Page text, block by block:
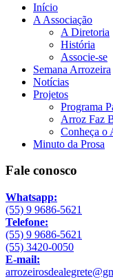
Início
A Associação
A Diretoria
História
Associe-se
Semana Arrozeira
Notícias
Projetos
Programa
Arroz Faz
Conheça o
Minuto da Prosa
Fale conosco
Whatsapp:
(55) 9 9686-5621
Telefone:
(55) 9 9686-5621
(55) 3420-0050
E-mail: